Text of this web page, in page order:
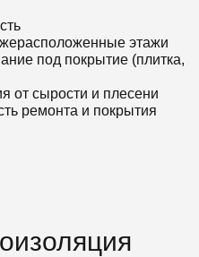
этажи
под покрытие (плитка,
от сырости и плесени
ремонта и покрытия